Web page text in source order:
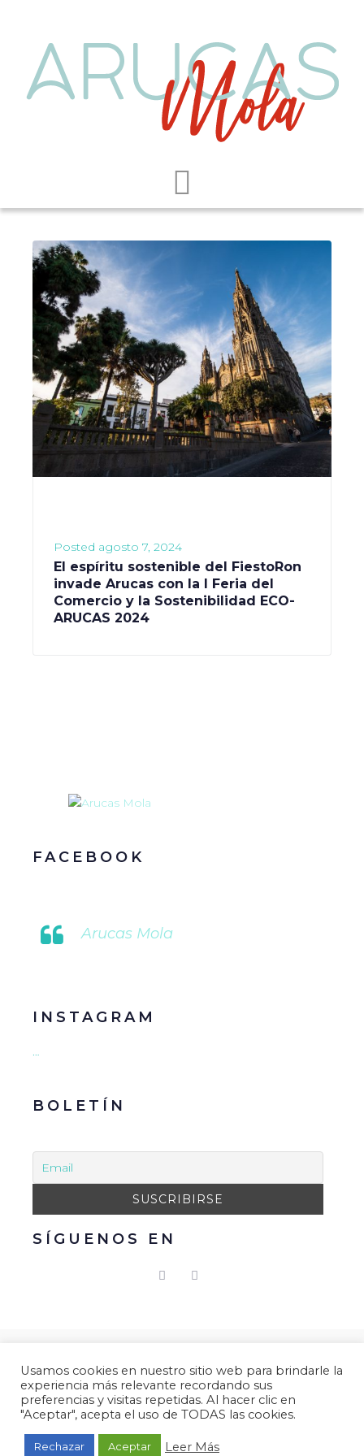
Posted agosto 7, 2024
El espíritu sostenible del FiestoRon
invade Arucas con la I Feria del
Comercio y la Sostenibilidad ECO-
ARUCAS 2024
FACEBOOK
Arucas Mola
INSTAGRAM
BOLETÍN
SÍGUENOS EN
reservados.
Aviso Legal|Política de Privacidad|Política de
Cookies.
Desarrollado por
Usamos cookies en nuestro sitio web para brindarle la
experiencia más relevante recordando sus
preferencias y visitas repetidas. Al hacer clic en
"Aceptar", acepta el uso de TODAS las cookies.
Rechazar Aceptar Leer Más